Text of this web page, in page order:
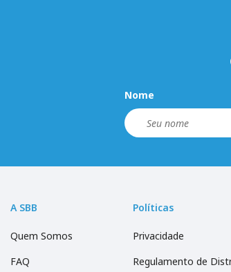
Nome
A SBB
Quem Somos
FAQ
Políticas
Privacidade
Regulamento de